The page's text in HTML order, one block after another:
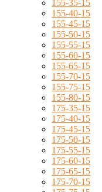
155-35-15
155-40-15
155-45-15
155-50-15
155-55-15
155-60-15
155-65-15
155-70-15
155-75-15
155-80-15
175-35-15
175-40-15
175-45-15
175-50-15
175-55-15
175-60-15
175-65-15
175-70-15